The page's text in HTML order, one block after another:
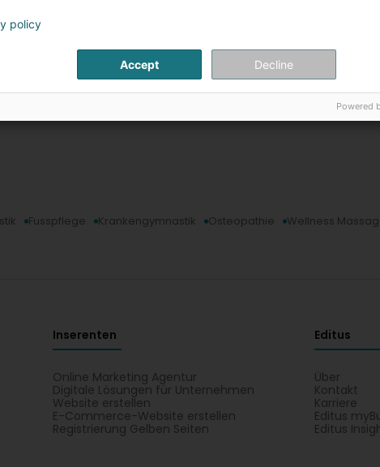
Fusspflege Krankengymnastik Osteopathie Wellness
Inserenten
Online Marketing Agentur
Digitale Lösungen für Unternehmen
Website erstellen
E-Commerce-Website erstellen
Registrierung Gelben Seiten
Editus
Über
Kontakt
Karriere
Editus
Editus
policy
Accept Decline
Powered